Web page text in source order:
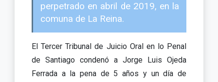
perpetrado en abril de 2019, en la
comuna de La Reina.
El Tercer Tribunal de Juicio Oral en lo Penal
de Santiago condenó a Jorge Luis Ojeda
Ferrada a la pena de 5 años y un día de